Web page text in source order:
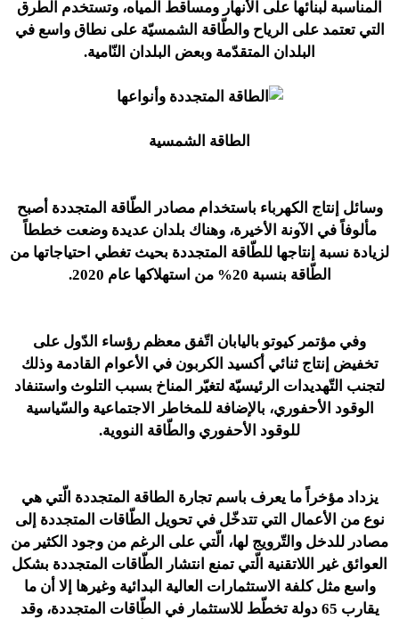
المناسبة لبنائها على الأنهار ومساقط المياه، وتستخدم الطّرق
التي تعتمد على الرياح والطّاقة الشمسيّة على نطاق واسع في
البلدان المتقدّمة وبعض البلدان النّامية.
الطاقة الشمسية
وسائل إنتاج الكهرباء باستخدام مصادر الطّاقة المتجددة أصبح
مألوفاً في الآونة الأخيرة، وهناك بلدان عديدة وضعت خططاً
لزيادة نسبة إنتاجها للطّاقة المتجددة بحيث تغطي احتياجاتها من
الطّاقة بنسبة 20% من استهلاكها عام 2020.
وفي مؤتمر كيوتو باليابان اتّفق معظم رؤساء الدّول على
تخفيض إنتاج ثنائي أكسيد الكربون في الأعوام القادمة وذلك
لتجنب التّهديدات الرئيسيّة لتغيّر المناخ بسبب التلوث واستنفاد
الوقود الأحفوري، بالإضافة للمخاطر الاجتماعية والسّياسية
للوقود الأحفوري والطّاقة النووية.
يزداد مؤخراً ما يعرف باسم تجارة الطاقة المتجددة الّتي هي
نوع من الأعمال التي تتدخّل في تحويل الطّاقات المتجددة إلى
مصادر للدخل والتّرويج لها، الّتي على الرغم من وجود الكثير من
العوائق غير اللاتقنية الّتي تمنع انتشار الطّاقات المتجددة بشكل
واسع مثل كلفة الاستثمارات العالية البدائية وغيرها إلا أن ما
يقارب 65 دولة تخطّط للاستثمار في الطّاقات المتجددة، وقد